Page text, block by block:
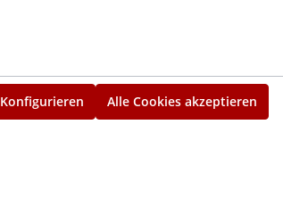
Konfigurieren Alle Cookies akzeptieren